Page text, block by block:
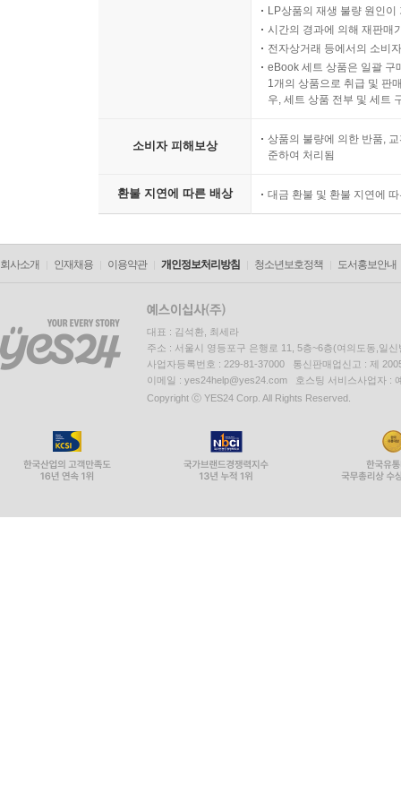
LP상품의 재생 불량 원인
시간의 경과에 의해 재판매
전자상거래 등에서의 소비
eBook 세트 상품은 일괄 구
1개의 상품으로 취급 및 판
우, 세트 상품 전부 및 세트
소비자 피해보상
상품의 불량에 의한 반품,
준하여 처리됨
환불 지연에 따른 배상 대금 환불 및 환불 지연에
회사소개 인재채용 이용약관 개인정보처리방침 청소년보호정책 도서홍보안내
대표 : 김석환, 최세라
주소 : 서울시 영등포구 은행로 11, 5층~6층(여의도동,일신
사업자등록번호 : 229-81-37000 통신판매업신고 : 제
이메일 : yes24help@yes24.com 호스팅 서비스사업자 :
Copyright ⓒ YES24 Corp. All Rights Reserved.